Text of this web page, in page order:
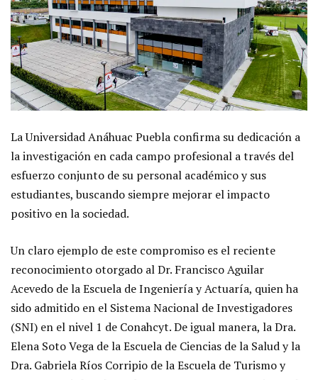
La Universidad Anáhuac Puebla confirma su dedicación a
la investigación en cada campo profesional a través del
esfuerzo conjunto de su personal académico y sus
estudiantes, buscando siempre mejorar el impacto
positivo en la sociedad.
Un claro ejemplo de este compromiso es el reciente
reconocimiento otorgado al Dr. Francisco Aguilar
Acevedo de la Escuela de Ingeniería y Actuaría, quien ha
sido admitido en el Sistema Nacional de Investigadores
(SNI) en el nivel 1 de Conahcyt. De igual manera, la Dra.
Elena Soto Vega de la Escuela de Ciencias de la Salud y la
Dra. Gabriela Ríos Corripio de la Escuela de Turismo y